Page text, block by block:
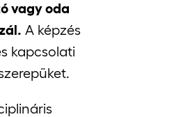
vagy oda
A képzés
kapcsolati